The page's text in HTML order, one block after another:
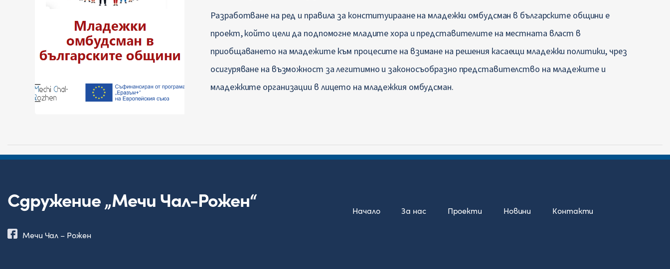
Разработване на ред и правила за конституираане на младежки омбудсман в българските общини е
проект, който цели да подпомогне младите хора и представителите на местната власт в
приобщаването на младежите към процесите на взимане на решения касаещи младежки политики, чрез
осигуряване на възможност за легитимно и законосъобразно представителство на младежите и
младежките организации в лицето на младежкия омбудсман.
Сдружение „Мечи Чал-Рожен“
Мечи Чал – Рожен
Начало За нас Проекти Новини Контакти